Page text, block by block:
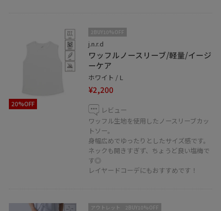
20%OFF
2BUY10%OFF
j.n.r.d
ワッフルノースリーブ/軽量/イージ
ーケア
ホワイト / L
¥2,200
レビュー
ワッフル生地を使用したノースリーブカッ
トソー。
身幅広めでゆったりとしたサイズ感です。
ネックも開きすぎず、ちょうど良い塩梅で
す◎
レイヤードコーデにもおすすめです！
アウトレット 2BUY10%OFF